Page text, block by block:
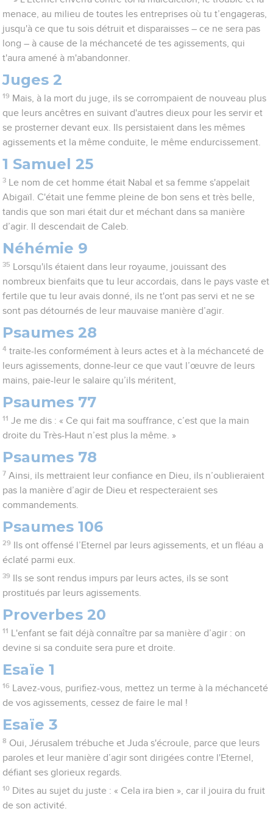
menace, au milieu de toutes les entreprises où tu t’engageras,
jusqu'à ce que tu sois détruit et disparaisses – ce ne sera pas
long – à cause de la méchanceté de tes agissements, qui
t'aura amené à m'abandonner.
Juges 2
19 Mais, à la mort du juge, ils se corrompaient de nouveau plus
que leurs ancêtres en suivant d'autres dieux pour les servir et
se prosterner devant eux. Ils persistaient dans les mêmes
agissements et la même conduite, le même endurcissement.
1 Samuel 25
3
Le nom de cet homme était Nabal et sa femme s'appelait
Abigaïl. C'était une femme pleine de bon sens et très belle,
tandis que son mari était dur et méchant dans sa manière
d’agir. Il descendait de Caleb.
Néhémie 9
35
Lorsqu'ils étaient dans leur royaume, jouissant des
nombreux bienfaits que tu leur accordais, dans le pays vaste et
fertile que tu leur avais donné, ils ne t'ont pas servi et ne se
sont pas détournés de leur mauvaise manière d’agir.
Psaumes 28
4 traite-les conformément à leurs actes et à la méchanceté de
leurs agissements, donne-leur ce que vaut l’œuvre de leurs
mains, paie-leur le salaire qu’ils méritent,
Psaumes 77
11 Je me dis : « Ce qui fait ma souffrance, c’est que la main
droite du Très-Haut n’est plus la même. »
Psaumes 78
7 Ainsi, ils mettraient leur confiance en Dieu, ils n’oublieraient
pas la manière d’agir de Dieu et respecteraient ses
commandements.
Psaumes 106
29
Ils ont offensé l’Eternel par leurs agissements, et un fléau a
éclaté parmi eux.
39
Ils se sont rendus impurs par leurs actes, ils se sont
prostitués par leurs agissements.
Proverbes 20
11
L'enfant se fait déjà connaître par sa manière d’agir : on
devine si sa conduite sera pure et droite.
Esaïe 1
16
Lavez-vous, purifiez-vous, mettez un terme à la méchanceté
de vos agissements, cessez de faire le mal !
Esaïe 3
8 Oui, Jérusalem trébuche et Juda s'écroule, parce que leurs
paroles et leur manière d’agir sont dirigées contre l'Eternel,
défiant ses glorieux regards.
10 Dites au sujet du juste : « Cela ira bien », car il jouira du fruit
de son activité.